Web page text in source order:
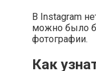
В Instagram
можно было
фотографии.
Как